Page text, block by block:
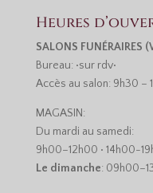
Heures
SALONS
Bureau: •sur rdv•
Accès au salon: 9h30 –
MAGASIN:
Du mardi au samedi:
9h00–12h00 • 14h00-
Le dimanche: